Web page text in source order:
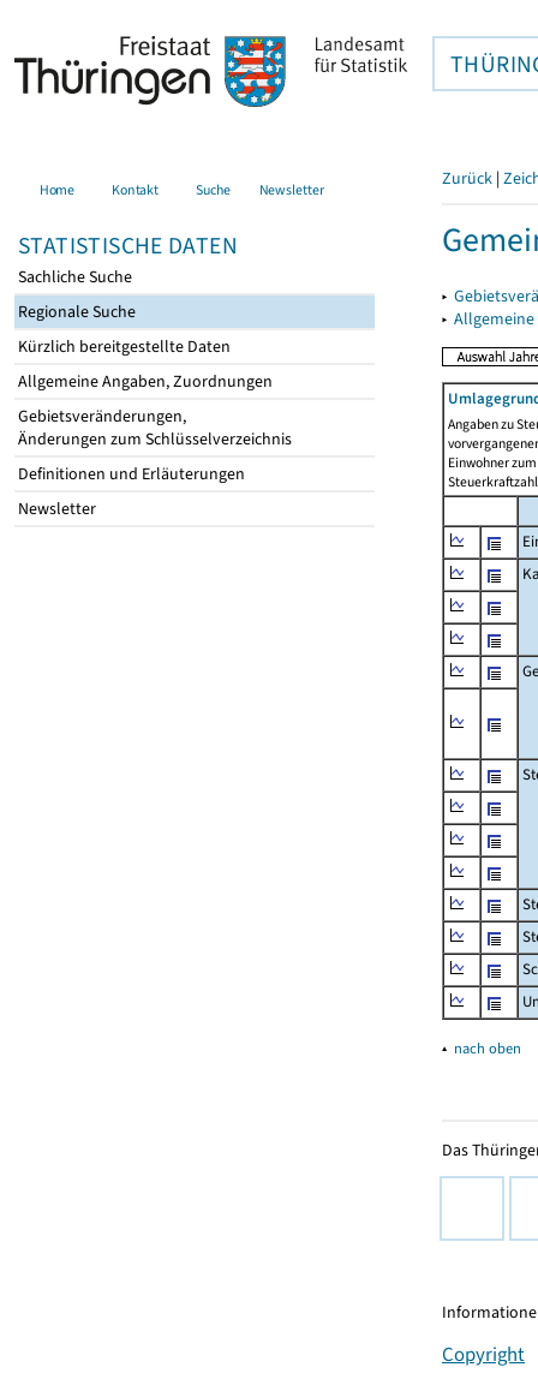
Home Kontakt Suche Newsletter
STATISTISCHE DATEN
Sachliche Suche
Regionale Suche
Kürzlich bereitgestellte Daten
Allgemeine Angaben, Zuordnungen
Gebietsveränderungen,
Änderungen zum Schlüsselverzeichnis
Definitionen und Erläuterungen
Newsletter
Zurück |
▸
▸
Angaben zu
Einwohner
▴ nach oben
Das
Copyright